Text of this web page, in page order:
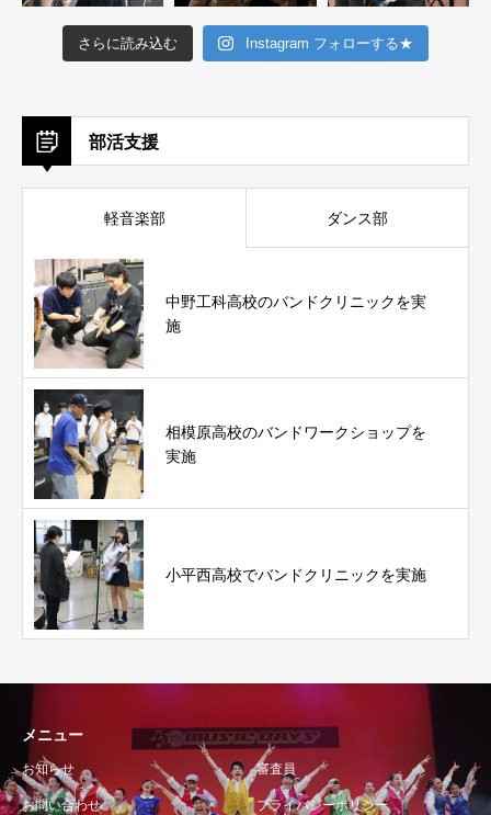
さらに読み込む Instagram フォローする★
部活支援
軽音楽部 ダンス部
中野工科高校のバンドクリニックを実
施
相模原高校のバンドワークショップを
実施
小平西高校でバンドクリニックを実施
メニュー
お知らせ 審査員
お問い合わせ プライバシーポリシー